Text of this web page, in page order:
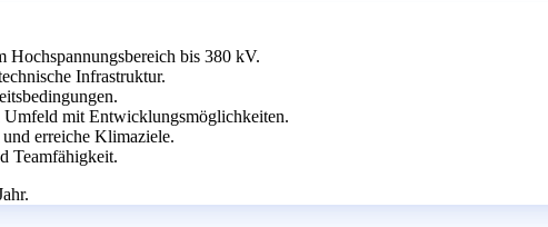
bis 380 kV.
Infrastruktur.
Umfeld mit Entwicklungsmöglichkeiten.
erreiche Klimaziele.
Teamfähigkeit.